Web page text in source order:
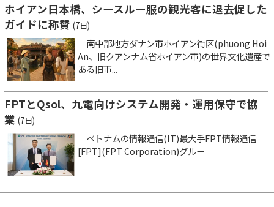
ホイアン日本橋、シースルー服の観光客に退去促した
ガイドに称賛 (7日)
南中部地方ダナン市ホイアン街区(phuong Hoi
An、旧クアンナム省ホイアン市)の世界文化遺産で
ある旧市...
FPTとQsol、九電向けシステム開発・運用保守で協
業 (7日)
ベトナムの情報通信(IT)最大手FPT情報通信
[FPT](FPT Corporation)グルー